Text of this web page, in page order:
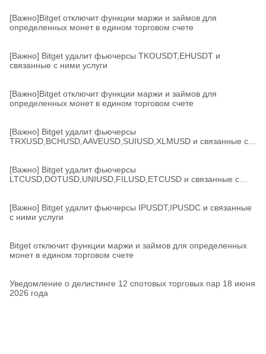
[Важно]Bitget отключит функции маржи и займов для
определенных монет в едином торговом счете
[Важно] Bitget удалит фьючерсы TKOUSDT,EHUSDT и
связанные с ними услуги
[Важно]Bitget отключит функции маржи и займов для
определенных монет в едином торговом счете
[Важно] Bitget удалит фьючерсы
TRXUSD,BCHUSD,AAVEUSD,SUIUSD,XLMUSD и связанные с
[Важно] Bitget удалит фьючерсы
LTCUSD,DOTUSD,UNIUSD,FILUSD,ETCUSD и связанные с
[Важно] Bitget удалит фьючерсы IPUSDT,IPUSDC и связанные
с ними услуги
Bitget отключит функции маржи и займов для определенных
монет в едином торговом счете
Уведомление о делистинге 12 спотовых торговых пар 18 июня
2026 года